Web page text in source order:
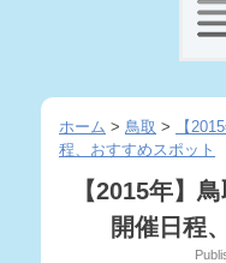
to
ホーム > 鳥取 >
【
程、おすすめスポット
【2015年】
開催日程